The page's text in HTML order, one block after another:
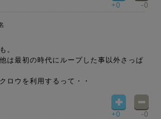
+0 -0
。
は最初の時代にループした事以外さっぱ
ロウを利用するって・・
+0 -0